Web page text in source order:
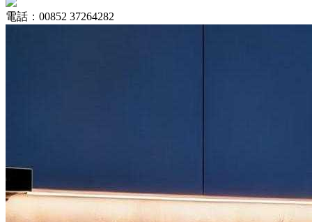
電話：00852 37264282